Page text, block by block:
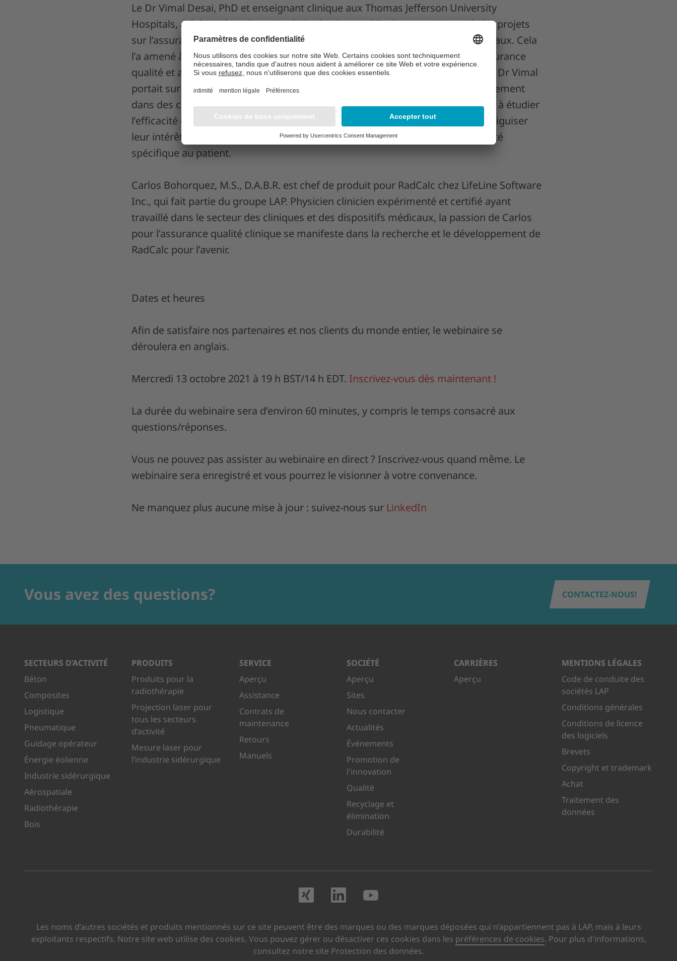
Le Dr Vimal Desai, PhD et enseignant clinique aux Thomas Jefferson University
Hospitals, a été initié au domaine de la physique médicale en participant à des projets
sur l’assurance qualité spécifique au patient utilisant l’analyse de fichiers journaux. Cela
l’a amené à s’intéresser de plus près à la dosimétrie des rayonnements, à l’assurance
qualité et aux mesures/simulations de rayonnements. La thèse de doctorat du Dr Vimal
portait sur les accélérateurs linéaires et l’étalonnage des détecteurs de rayonnement
dans des conditions de délivrance clinique. Elle a conduit divers collaborateurs à étudier
l’efficacité des paramètres de complexité des planifications de traitements, à aiguiser
leur intérêt et à poursuivre des projets sur divers sujets liés à l’assurance qualité
spécifique au patient.
Carlos Bohorquez, M.S., D.A.B.R. est chef de produit pour RadCalc chez LifeLine Software
Inc., qui fait partie du groupe LAP. Physicien clinicien expérimenté et certifié ayant
travaillé dans le secteur des cliniques et des dispositifs médicaux, la passion de Carlos
pour l’assurance qualité clinique se manifeste dans la recherche et le développement de
RadCalc pour l’avenir.
Dates et heures
Afin de satisfaire nos partenaires et nos clients du monde entier, le webinaire se
déroulera en anglais.
Mercredi 13 octobre 2021 à 19 h BST/14 h EDT. Inscrivez-vous dès maintenant !
La durée du webinaire sera d’environ 60 minutes, y compris le temps consacré aux
questions/réponses.
Vous ne pouvez pas assister au webinaire en direct ? Inscrivez-vous quand même. Le
webinaire sera enregistré et vous pourrez le visionner à votre convenance.
Ne manquez plus aucune mise à jour : suivez-nous sur LinkedIn
Vous avez des questions? CONTACTEZ-NOUS!
SECTEURS D’ACTIVITÉ
Béton
Composites
Logistique
Pneumatique
Guidage opérateur
Énergie éolienne
Industrie sidérurgique
Aérospatiale
Radiothérapie
Bois
PRODUITS
Produits pour la
radiothérapie
Projection laser pour
tous les secteurs
d’activité
Mesure laser pour
l’industrie sidérurgique
SERVICE
Aperçu
Assistance
Contrats de
maintenance
Retours
Manuels
SOCIÉTÉ
Aperçu
Sites
Nous contacter
Actualités
Événements
Promotion de
l'innovation
Qualité
Recyclage et
élimination
Durabilité
CARRIÈRES
Aperçu
MENTIONS LÉGALES
Code de conduite des
sociétés LAP
Conditions générales
Conditions de licence
des logiciels
Brevets
Copyright et trademark
Achat
Traitement des
données
Rendez-nous visite sur XING
Rendez-nous visite sur LinkedIn
Les noms d’autres sociétés et produits mentionnés sur ce site peuvent être des marques ou des marques déposées qui n’appartiennent pas à LAP, mais à leurs
exploitants respectifs. Notre site web utilise des cookies. Vous pouvez gérer ou désactiver ces cookies dans les préférences de cookies. Pour plus d'informations,
consultez notre site Protection des données.